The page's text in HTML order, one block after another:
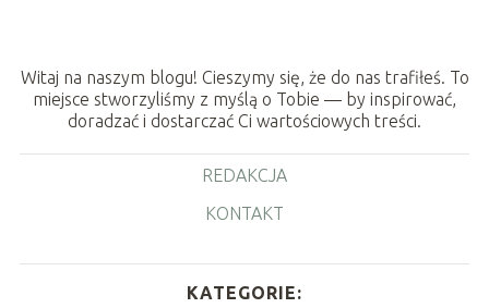
Witaj na naszym blogu! Cieszymy się, że do nas trafiłeś. To
miejsce stworzyliśmy z myślą o Tobie — by inspirować,
doradzać i dostarczać Ci wartościowych treści.
REDAKCJA
KONTAKT
KATEGORIE: